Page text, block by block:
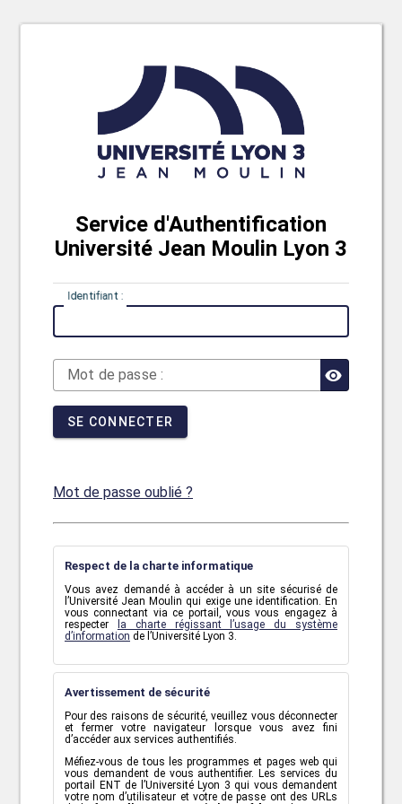
Service d'Authentification
Université Jean Moulin Lyon 3
Identifiant :
Mot de passe :
SE CONNECTER
Mot de passe oublié ?
Respect de la charte informatique
Vous avez demandé à accéder à un site sécurisé de
l’Université Jean Moulin qui exige une identification. En
vous connectant via ce portail, vous vous engagez à
respecter
la charte régissant l’usage du système
d’information de l’Université Lyon 3.
Avertissement de sécurité
Pour des raisons de sécurité, veuillez vous déconnecter
et fermer votre navigateur lorsque vous avez fini
d’accéder aux services authentifiés.
Méfiez-vous de tous les programmes et pages web qui
vous demandent de vous authentifier. Les services du
portail ENT de l’Université Lyon 3 qui vous demandent
votre nom d’utilisateur et votre de passe ont des URLs